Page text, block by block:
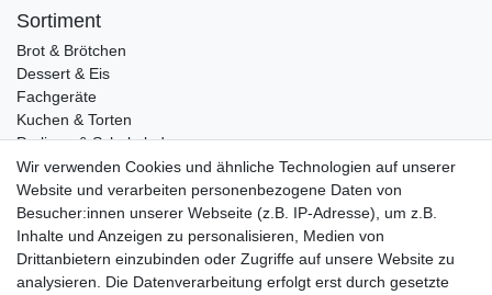
Sortiment
Brot & Brötchen
Dessert & Eis
Fachgeräte
Kuchen & Torten
Pralinen & Schokolade
Lebensmittel
Gutscheine
Informationen
Zahlungsarten
Versandkosten
Wir verwenden Cookies und ähnliche Technologien auf unserer
Website und verarbeiten personenbezogene Daten von
Besucher:innen unserer Webseite (z.B. IP-Adresse), um z.B.
Inhalte und Anzeigen zu personalisieren, Medien von
Drittanbietern einzubinden oder Zugriffe auf unsere Website zu
analysieren. Die Datenverarbeitung erfolgt erst durch gesetzte